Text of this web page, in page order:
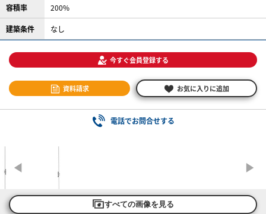
容積率 200%
建築条件 なし
今すぐ会員登録する
資料請求 お気に入りに追加
電話でお問合せする
すべての画像を見る